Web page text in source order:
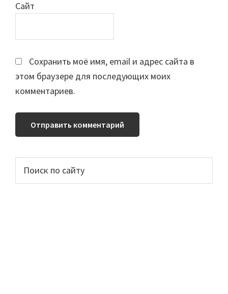
Сайт
Сохранить моё имя, email и адрес сайта в
этом браузере для последующих моих
комментариев.
Основной
сайдбар